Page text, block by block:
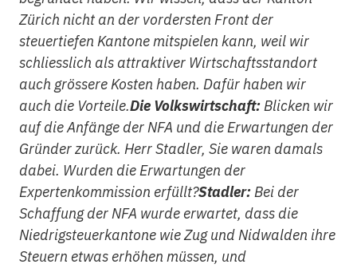
Zürich nicht an der vordersten Front der
steuertiefen Kantone mitspielen kann, weil wir
schliesslich als attraktiver Wirtschaftsstandort
auch grössere Kosten haben. Dafür haben wir
auch die Vorteile.Die Volkswirtschaft:Blicken wir
auf die Anfänge der NFA und die Erwartungen der
Gründer zurück. Herr Stadler, Sie waren damals
dabei. Wurden die Erwartungen der
Expertenkommission erfüllt?Stadler:Bei der
Schaffung der NFA wurde erwartet, dass die
Niedrigsteuerkantone wie Zug und Nidwalden ihre
Steuern etwas erhöhen müssen, und